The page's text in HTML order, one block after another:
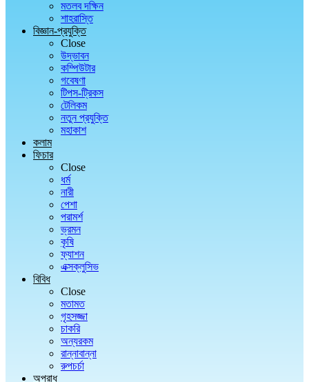
মতলব দক্ষিন
শাহরাস্তি
বিজ্ঞান-প্রযুক্তি
Close
উদ্ভাবন
কম্পিউটার
গবেষণা
টিপস-ট্রিকস
টেলিকম
নতুন প্রযুক্তি
মহাকাশ
কলাম
ফিচার
Close
ধর্ম
নারী
পেশা
পরামর্শ
ভ্রমন
কৃষি
ফ্যাশন
এক্সক্লুসিভ
বিবিধ
Close
মতামত
গৃহসজ্জা
চাকরি
অন্যরকম
রান্নাবান্না
রুপচর্চা
অপরাধ